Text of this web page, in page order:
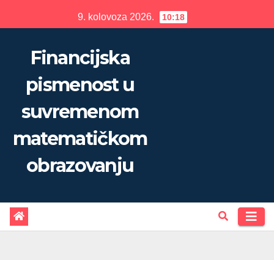
to
9. kolovoza 2026. 10:18
Financijska
pismenost u
suvremenom
matematičkom
obrazovanju